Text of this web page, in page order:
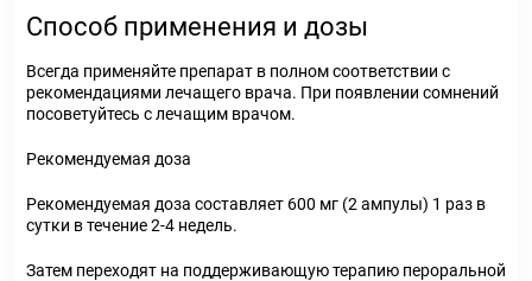
Способ применения и дозы
Всегда применяйте препарат в полном соответствии с
рекомендациями лечащего врача. При появлении сомнений
посоветуйтесь с лечащим врачом.
Рекомендуемая доза
Рекомендуемая доза составляет 600 мг (2 ампулы) 1 раз в
сутки в течение 2-4 недель.
Затем переходят на поддерживающую терапию пероральной